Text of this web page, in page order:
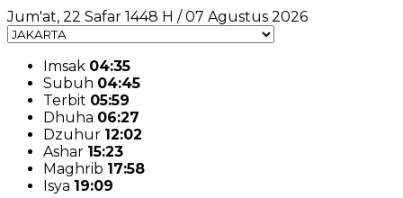
Jum'at, 22 Safar 1448 H / 07 Agustus 2026
Imsak 04:35
Subuh 04:45
Terbit 05:59
Dhuha 06:27
Dzuhur 12:02
Ashar 15:23
Maghrib 17:58
Isya 19:09